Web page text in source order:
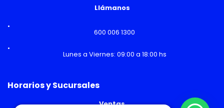
Llámanos
600 006 1300
Lunes a Viernes: 09:00 a 18:00 hs
Horarios y Sucursales
Ventas